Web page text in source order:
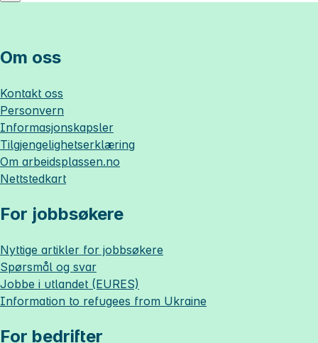
Om oss
Kontakt oss
Personvern
Informasjonskapsler
Tilgjengelighetserklæring
Om arbeidsplassen.no
Nettstedkart
For jobbsøkere
Nyttige artikler for jobbsøkere
Spørsmål og svar
Jobbe i utlandet (EURES)
Information to refugees from Ukraine
For bedrifter